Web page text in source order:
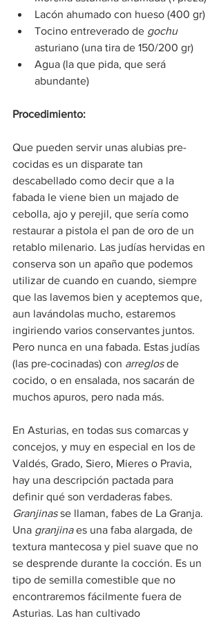
Lacón ahumado con hueso (400 gr)
Tocino entreverado de gochu
asturiano (una tira de 150/200 gr)
Agua (la que pida, que será
abundante)
Procedimiento:
Que pueden servir unas alubias pre-
cocidas es un disparate tan
descabellado como decir que a la
fabada le viene bien un majado de
cebolla, ajo y perejil, que sería como
restaurar a pistola el pan de oro de un
retablo milenario. Las judías hervidas en
conserva son un apaño que podemos
utilizar de cuando en cuando, siempre
que las lavemos bien y aceptemos que,
aun lavándolas mucho, estaremos
ingiriendo varios conservantes juntos.
Pero nunca en una fabada. Estas judías
(las pre-cocinadas) con arreglos de
cocido, o en ensalada, nos sacarán de
muchos apuros, pero nada más.
En Asturias, en todas sus comarcas y
concejos, y muy en especial en los de
Valdés, Grado, Siero, Mieres o Pravia,
hay una descripción pactada para
definir qué son verdaderas fabes.
Granjinas se llaman, fabes de La Granja.
Una granjina es una faba alargada, de
textura mantecosa y piel suave que no
se desprende durante la cocción. Es un
tipo de semilla comestible que no
encontraremos fácilmente fuera de
Asturias. Las han cultivado